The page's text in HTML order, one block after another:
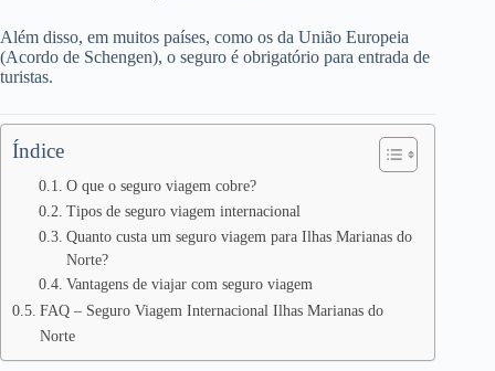
Além disso, em muitos países, como os da União Europeia
(Acordo de Schengen), o seguro é obrigatório para entrada de
turistas.
Índice
O que o seguro viagem cobre?
Tipos de seguro viagem internacional
Quanto custa um seguro viagem para Ilhas Marianas do
Norte?
Vantagens de viajar com seguro viagem
FAQ – Seguro Viagem Internacional Ilhas Marianas do
Norte